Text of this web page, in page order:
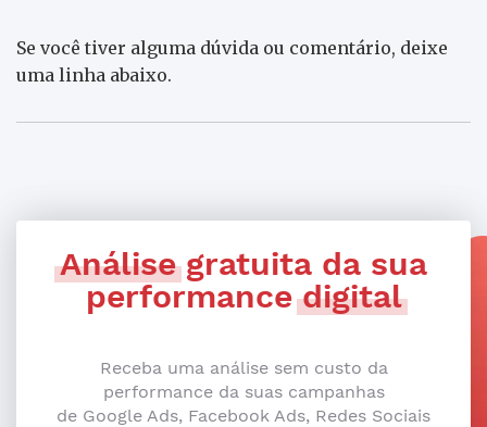
Se você tiver alguma dúvida ou comentário, deixe
uma linha abaixo.
Análisegratuita da sua
performancedigital
Receba uma análise sem custo da
performance da suas campanhas
de Google Ads, Facebook Ads, Redes Sociais